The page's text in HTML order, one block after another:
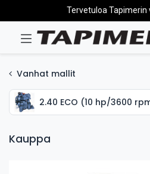
Tervetuloa Tapimerin
Vanhat mallit
2.40 ECO (10 hp/3600
Kauppa